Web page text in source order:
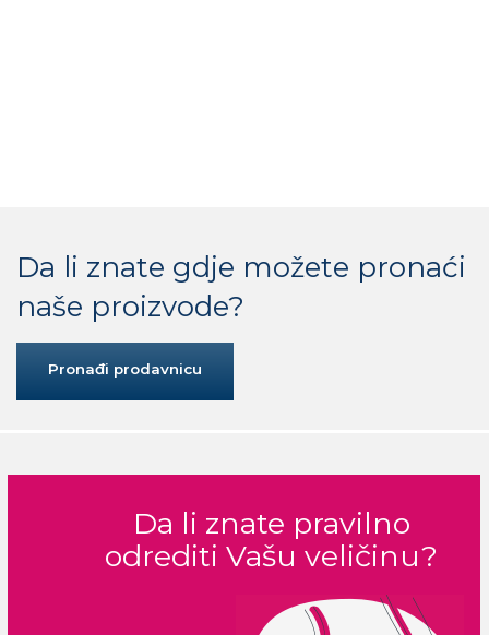
Da li znate gdje možete pronaći
naše proizvode?
Pronađi prodavnicu
Da li znate pravilno
odrediti Vašu veličinu?